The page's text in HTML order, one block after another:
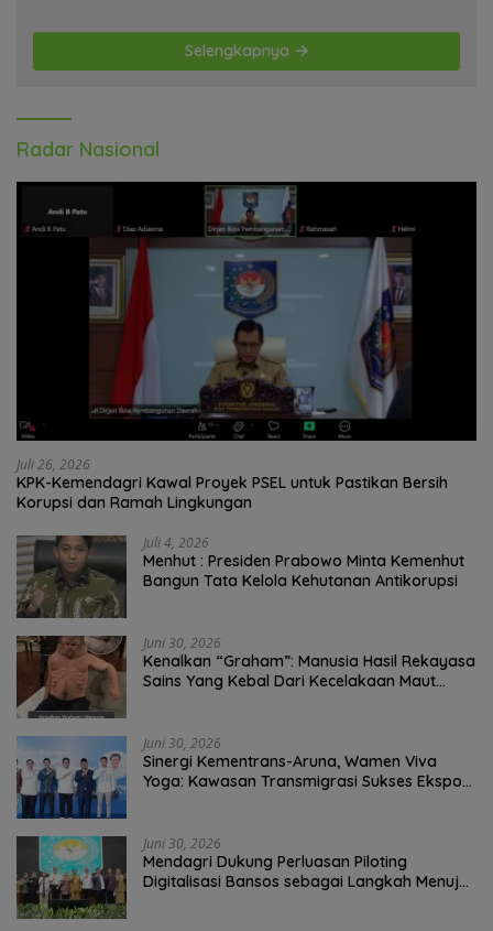
Selengkapnya
Radar Nasional
Juli 26, 2026
KPK-Kemendagri Kawal Proyek PSEL untuk Pastikan Bersih
Korupsi dan Ramah Lingkungan
Juli 4, 2026
Menhut : Presiden Prabowo Minta Kemenhut
Bangun Tata Kelola Kehutanan Antikorupsi
Juni 30, 2026
Kenalkan “Graham”: Manusia Hasil Rekayasa
Sains Yang Kebal Dari Kecelakaan Maut
Juni 30, 2026
Sinergi Kementrans-Aruna, Wamen Viva
Yoga: Kawasan Transmigrasi Sukses Ekspor
Juni 30, 2026
Mendagri Dukung Perluasan Piloting
Digitalisasi Bansos sebagai Langkah Menuju